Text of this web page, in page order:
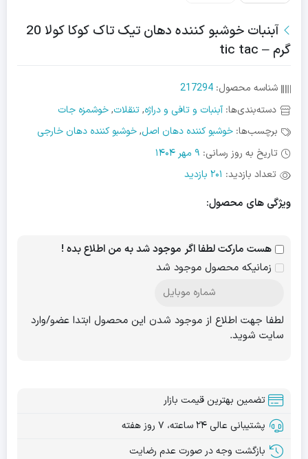
آبنبات خوشبو کننده دهان تیک تاک کوکا کولا 20
گرم – tic tac
شناسه محصول: 217294
دسته‌بندی‌ها:آبنبات و تافی و دراژه,تنقلات,خوشمزه جات
برچسب‌ها: خوشبو کننده دهان اصل,خوشبو کننده دهان خارجی
تاریخ به روز رسانی: 9 مهر 1404
تعداد بازدید: 201 بازدید
ویژگی های محصول:
هست مارکت لطفا اگر موجود شد به من اطلاع بده !
زمانیکه محصول موجود شد
لطفا جهت اطلاع از موجود شدن این محصول ابتدا عضو/وارد
سایت شوید.
تضمین بهترین قیمت بازار
پشتیبانی عالی ۲۴ ساعته، ۷ روز هفته
بازگشت وجه در صورت عدم رضایت